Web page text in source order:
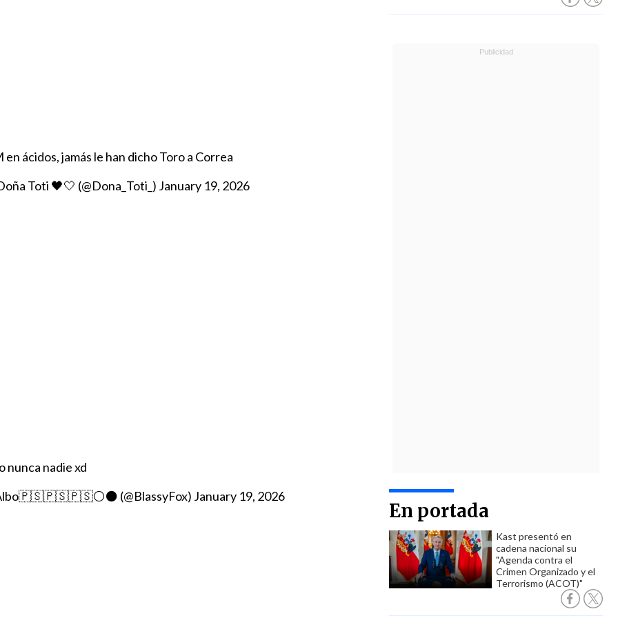
En portada
Kast presentó en
cadena nacional su
"Agenda contra el
Crimen Organizado y el
Terrorismo (ACOT)"
en ácidos, jamás le han dicho Toro a Correa
Toti 🖤🤍 (@Dona_Toti_) January 19, 2026
nunca nadie xd
(@BlassyFox) January 19, 2026